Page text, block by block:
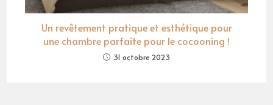
Un revêtement pratique et esthétique pour
une chambre parfaite pour le cocooning !
31 octobre 2023